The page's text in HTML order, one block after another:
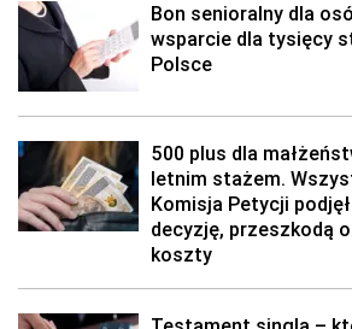
Bon senioralny dla
wsparcie dla tysięcy
Polsce
500 plus dla
letnim stażem.
Komisja Petycji
decyzję, przeszkodą
koszty